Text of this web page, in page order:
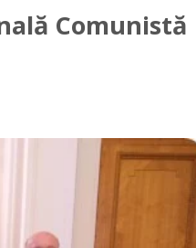
Comunistă